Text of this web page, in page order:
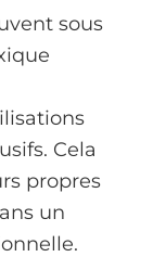
sous
Cela
propres
un